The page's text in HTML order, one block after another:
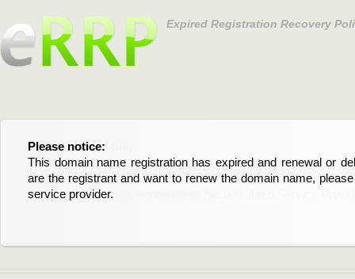
Expired Registration Recovery
Please notice:
This domain name registration has expired and renewal or
are the registrant and want to renew the domain name,
service provider.
Bitte beachten Sie:
Diese Domainregistrierung ist abgelaufen und die
Domain stehen an. Wenn Sie der Registrant sind und
verlängern möchten, kontaktieren Sie bitte Ihren Service-